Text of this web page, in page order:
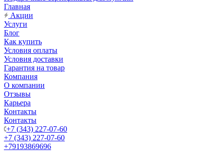
Главная
Акции
Услуги
Блог
Как купить
Условия оплаты
Условия доставки
Гарантия на товар
Компания
О компании
Отзывы
Карьера
Контакты
Контакты
+7 (343) 227-07-60
+7 (343) 227-07-60
+79193869696